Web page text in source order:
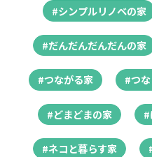
#シンプルリノベの家
#だんだんだんだんの家
#つながる家 #つ
#どまどまの家
#ネコと暮らす家